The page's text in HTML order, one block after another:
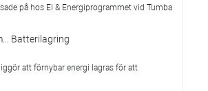
på hos El & Energiprogrammet vid Tumba
Batterilagring
att förnybar energi lagras för att